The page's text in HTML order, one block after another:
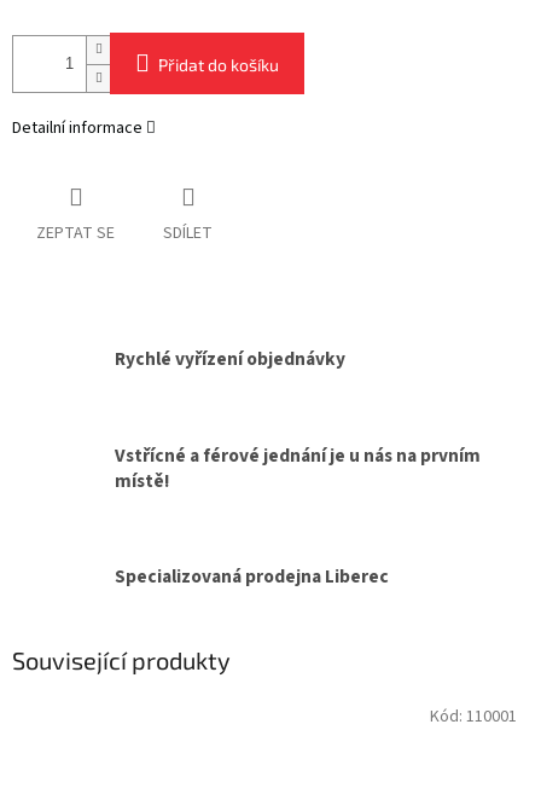
Přidat do košíku
Detailní informace
ZEPTAT SE SDÍLET
Rychlé vyřízení objednávky
Vstřícné a férové jednání je u nás na prvním
místě!
Specializovaná prodejna Liberec
Související produkty
Kód: 110001